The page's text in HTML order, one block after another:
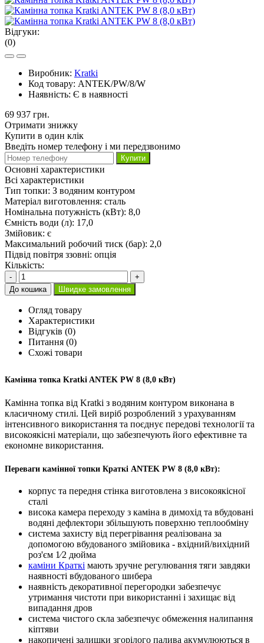
Відгуки:
(0)
Виробник: Kratki
Код товару: ANTEK/PW/8/W
Наявність: Є в наявності
69 937 грн.
Отримати знижку
Купити в один клік
Введіть номер телефону і ми передзвонимо
Купити
Основні характеристики
Всі характеристики
Тип топки: З водяним контуром
Матеріал виготовлення: сталь
Номінальна потужність (кВт): 8,0
Ємність води (л): 17,0
Змійовик: є
Максимальний робочий тиск (бар): 2,0
Підвід повітря ззовні: опція
Кількість:
-
+
До кошика
Швидке замовлення
Огляд товару
Характеристики
Відгуків (0)
Питання (0)
Схожі товари
Камінна топка Kratki ANTEK PW 8 (8,0 кВт)
Камінна топка від Kratki з водяним контуром виконана в
класичному стилі. Цей виріб розроблений з урахуванням
інтенсивного використання та поєднує передові технології та
високоякісні матеріали, що забезпечують його ефективне та
економне використання.
Переваги камінної топки Краткі ANTEK PW 8 (8,0 кВт):
корпус та передня стінка виготовлена з високоякісної
сталі
висока камера переходу з каміна в димохід та вбудовані
водяні дефлектори збільшують поверхню теплообміну
система захисту від перегрівання реалізована за
допомогою вбудованого змійовика - вхідний/вихідний
роз'єм 1⁄2 дюйма
каміни Краткі мають зручне регулювання тяги завдяки
наявності вбудованого шибера
наявність декоративної перегородки забезпечує
утримання чистоти при використанні і захищає від
випадання дров
система чистого скла забезпечує обмеження налипання
кіптяви
накопичені залишки згорілого палива акумулюються в